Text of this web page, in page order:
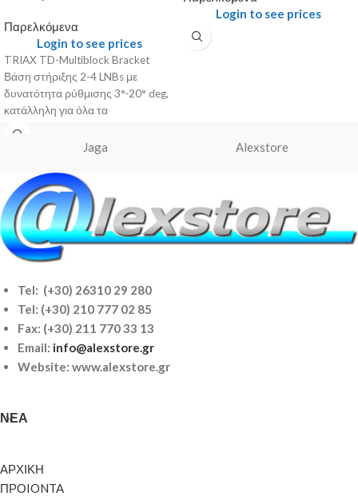
Παρελκόμενα
Login to see prices
TRIAX TD-Multiblock Bracket
Βάση στήριξης 2-4 LNBs με
δυνατότητα ρύθμισης 3°-20° deg,
κατάλληλη για όλα τα
κάτοπτρα TDS. Γενικά
Χαρακτηριστικά Τύπος:
Login to see prices
Jaga Alexstore
Tel: (+30) 26310 29 280
Tel: (+30) 210 777 02 85
Fax: (+30) 211 770 33 13
Email: info@alexstore.gr
Website: www.alexstore.gr
ΝΈΑ
ΑΡΧΙΚΗ
ΠΡΟIONTA